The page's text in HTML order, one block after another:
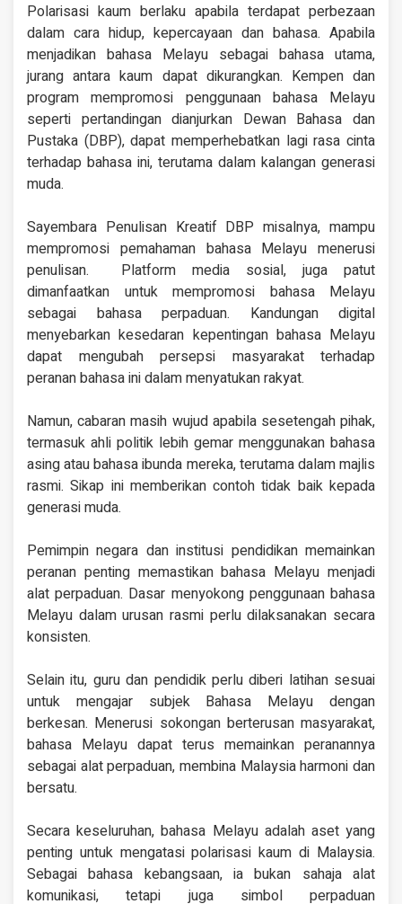
Polarisasi kaum berlaku apabila terdapat perbezaan
dalam cara hidup, kepercayaan dan bahasa. Apabila
menjadikan bahasa Melayu sebagai bahasa utama,
jurang antara kaum dapat dikurangkan. Kempen dan
program mempromosi penggunaan bahasa Melayu
seperti pertandingan dianjurkan Dewan Bahasa dan
Pustaka (DBP), dapat memperhebatkan lagi rasa cinta
terhadap bahasa ini, terutama dalam kalangan generasi
muda.
Sayembara Penulisan Kreatif DBP misalnya, mampu
mempromosi pemahaman bahasa Melayu menerusi
penulisan. Platform media sosial, juga patut
dimanfaatkan untuk mempromosi bahasa Melayu
sebagai bahasa perpaduan. Kandungan digital
menyebarkan kesedaran kepentingan bahasa Melayu
dapat mengubah persepsi masyarakat terhadap
peranan bahasa ini dalam menyatukan rakyat.
Namun, cabaran masih wujud apabila sesetengah pihak,
termasuk ahli politik lebih gemar menggunakan bahasa
asing atau bahasa ibunda mereka, terutama dalam majlis
rasmi. Sikap ini memberikan contoh tidak baik kepada
generasi muda.
Pemimpin negara dan institusi pendidikan memainkan
peranan penting memastikan bahasa Melayu menjadi
alat perpaduan. Dasar menyokong penggunaan bahasa
Melayu dalam urusan rasmi perlu dilaksanakan secara
konsisten.
Selain itu, guru dan pendidik perlu diberi latihan sesuai
untuk mengajar subjek Bahasa Melayu dengan
berkesan. Menerusi sokongan berterusan masyarakat,
bahasa Melayu dapat terus memainkan peranannya
sebagai alat perpaduan, membina Malaysia harmoni dan
bersatu.
Secara keseluruhan, bahasa Melayu adalah aset yang
penting untuk mengatasi polarisasi kaum di Malaysia.
Sebagai bahasa kebangsaan, ia bukan sahaja alat
komunikasi, tetapi juga simbol perpaduan